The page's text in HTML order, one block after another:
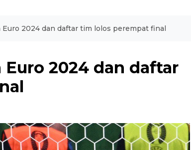
2024 dan daftar tim lolos perempat final
2024 dan daftar